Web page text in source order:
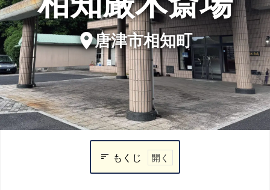
location_on唐津市相知町
もくじ
相